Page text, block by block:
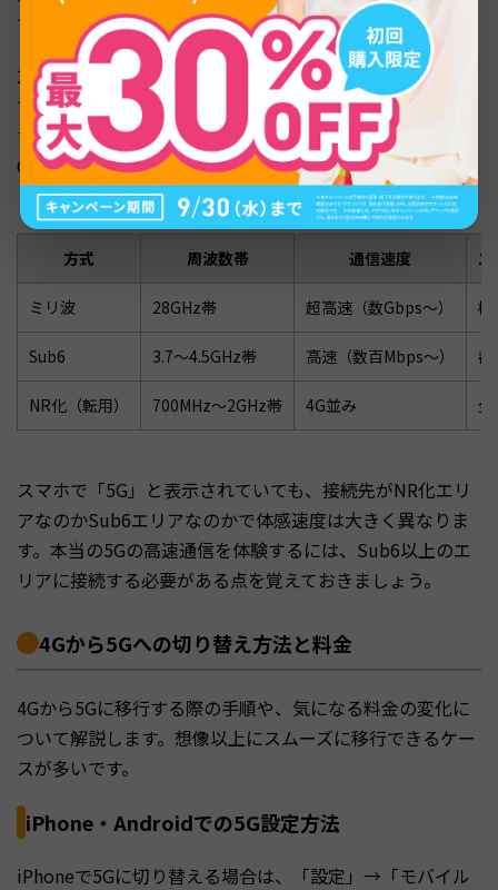
で5Gエリアを広げられるメリットがあります。
2024年度末時点で全国の5G人口カバー率は98.4%に達し
ていますが、このカバー率の大部分はNR化によるもので
す。スマホの表示が「5G」になっていても、通信速度は4
Gとほぼ変わらないケースが多いのは、NR化エリアに接続
しているためです。
方式 周波数帯 通信速度
ミリ波 28GHz帯 超高速（数Gbps〜） 極
Sub6 3.7〜4.5GHz帯 高速（数百Mbps〜） 都
NR化（転用） 700MHz〜2GHz帯 4G並み 全
スマホで「5G」と表示されていても、接続先がNR化エリ
アなのかSub6エリアなのかで体感速度は大きく異なりま
す。本当の5Gの高速通信を体験するには、Sub6以上のエ
リアに接続する必要がある点を覚えておきましょう。
4Gから5Gへの切り替え方法と料金
4Gから5Gに移行する際の手順や、気になる料金の変化に
ついて解説します。想像以上にスムーズに移行できるケー
スが多いです。
iPhone・Androidでの5G設定方法
iPhoneで5Gに切り替える場合は、「設定」→「モバイル